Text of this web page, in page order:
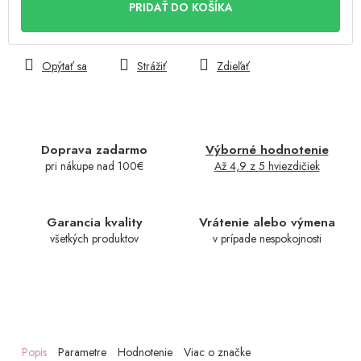
PRIDAŤ DO KOŠÍKA
Doprava zadarmo
pri nákupe nad 100€
Výborné hodnotenie
Až 4,9 z 5 hviezdičiek
Garancia kvality
všetkých produktov
Vrátenie alebo výmena
v prípade nespokojnosti
Opýtať sa Strážiť Zdieľať
Popis Parametre Hodnotenie Viac o značke